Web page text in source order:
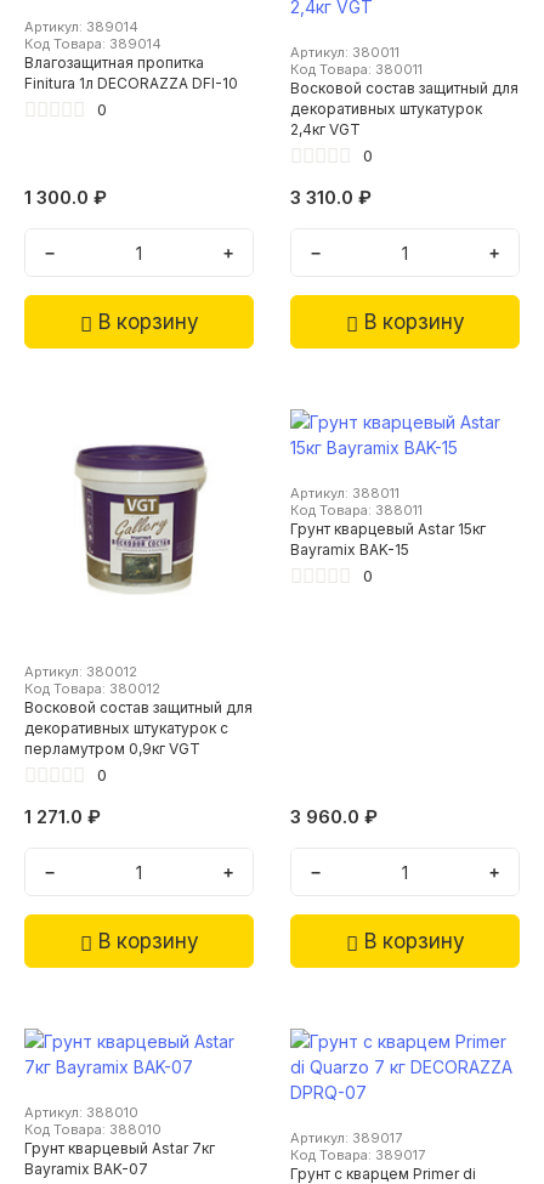
Артикул: 389014
Код Товара: 389014
Влагозащитная пропитка
Finitura 1л DECORAZZA DFI-10
0
1 300.0 ₽
− +
В корзину
Артикул: 380011
Код Товара: 380011
Восковой состав защитный для
декоративных штукатурок
2,4кг VGT
0
3 310.0 ₽
− +
В корзину
Артикул: 380012
Код Товара: 380012
Восковой состав защитный для
декоративных штукатурок с
перламутром 0,9кг VGT
0
1 271.0 ₽
− +
В корзину
Артикул: 388011
Код Товара: 388011
Грунт кварцевый Astar 15кг
Bayramix BAK-15
0
3 960.0 ₽
− +
В корзину
Артикул: 388010
Код Товара: 388010
Грунт кварцевый Astar 7кг
Bayramix BAK-07
Артикул: 389017
Код Товара: 389017
Грунт с кварцем Primer di